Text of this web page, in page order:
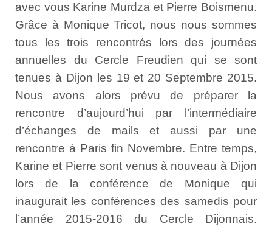
avec vous Karine Murdza et Pierre Boismenu.
Grâce à Monique Tricot, nous nous sommes
tous les trois rencontrés lors des journées
annuelles du Cercle Freudien qui se sont
tenues à Dijon les 19 et 20 Septembre 2015.
Nous avons alors prévu de préparer la
rencontre d’aujourd’hui par l’intermédiaire
d’échanges de mails et aussi par une
rencontre à Paris fin Novembre. Entre temps,
Karine et Pierre sont venus à nouveau à Dijon
lors de la conférence de Monique qui
inaugurait les conférences des samedis pour
l’année 2015-2016 du Cercle Dijonnais.